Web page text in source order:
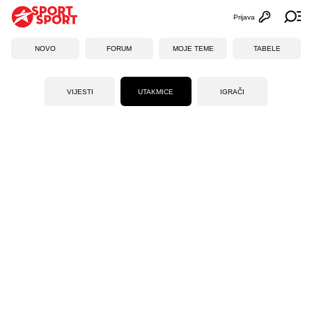
Otvori
Prijava
NOVO FORUM MOJE TEME TABELE
VIJESTI UTAKMICE IGRAČI